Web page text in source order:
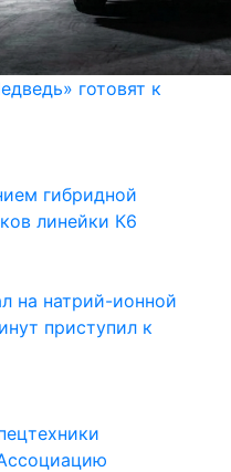
готовят к
гибридной
линейки К6
на натрий-ионной
приступил к